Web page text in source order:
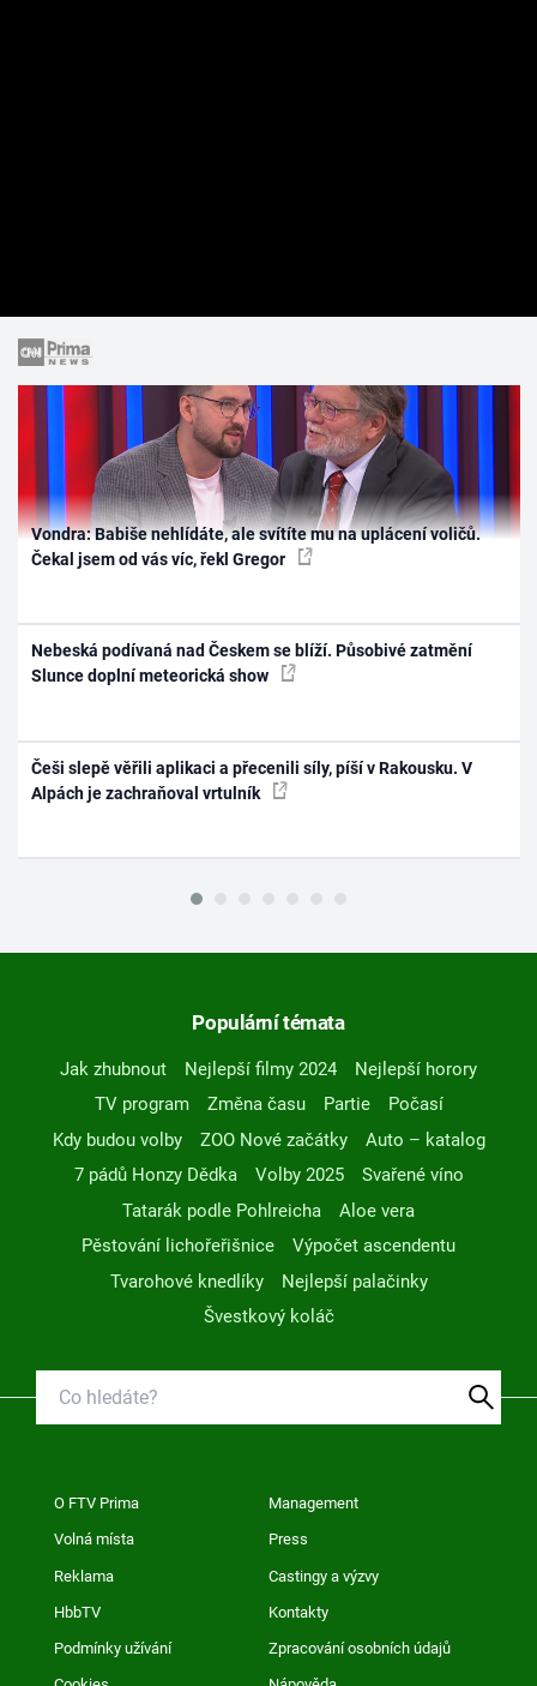
Vondra: Babiše nehlídáte, ale svítíte mu na uplácení voličů.
Čekal jsem od vás víc, řekl Gregor
Nebeská podívaná nad Českem se blíží. Působivé zatmění
Slunce doplní meteorická show
Češi slepě věřili aplikaci a přecenili síly, píší v Rakousku. V
Alpách je zachraňoval vrtulník
Populární témata
Jak zhubnout Nejlepší filmy 2024
Nejlepší horory
TV program
Změna času Partie
Počasí
Kdy budou volby
ZOO Nové začátky
Auto – katalog
7 pádů Honzy Dědka
Volby 2025
Svařené víno
Tatarák podle Pohlreicha
Aloe vera
Pěstování lichořeřišnice
Výpočet ascendentu
Tvarohové knedlíky
Nejlepší palačinky
Švestkový koláč
O FTV Prima Management
Volná místa Press
Reklama Castingy a výzvy
HbbTV Kontakty
Podmínky užívání Zpracování osobních údajů